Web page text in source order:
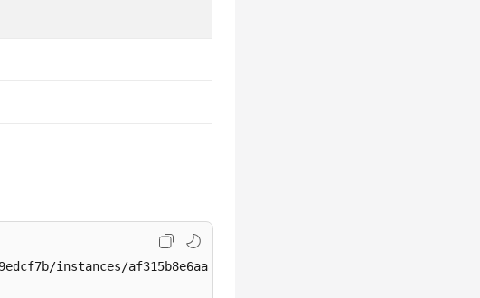
instances/af315b8e6aaa41799bd9a31f2de15abcin07/dns